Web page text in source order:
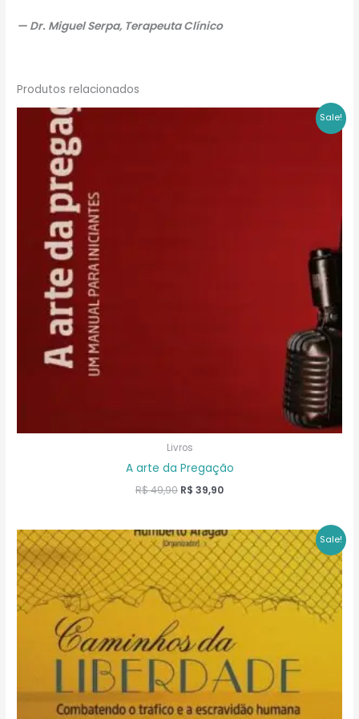
— Dr. Miguel Serpa, Terapeuta Clínico
Produtos relacionados
Sale!
Livros
A arte da Pregação
R$49,90 O
era:
R$ 49,90.
R$ 39,90O
é:
R$ 39,90.
Sale!